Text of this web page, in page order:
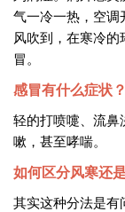
气一冷一热，空调
风吹到，在寒冷
冒。
感冒有什么症状？
轻的打喷嚏、流
嗽，甚至哮喘。
如何区分风寒还
其实这种分法是有